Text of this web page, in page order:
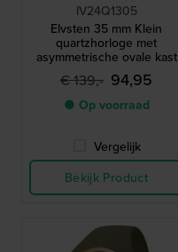
IV24Q1305
Elvsten 35 mm Klein
quartzhorloge met
asymmetrische ovale kast
€ 139,- 94,95
● Op voorraad
Vergelijk
Bekijk Product